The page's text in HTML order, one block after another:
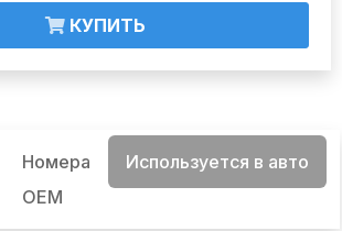
КУПИТЬ
Номера
OEM
Используется в авто